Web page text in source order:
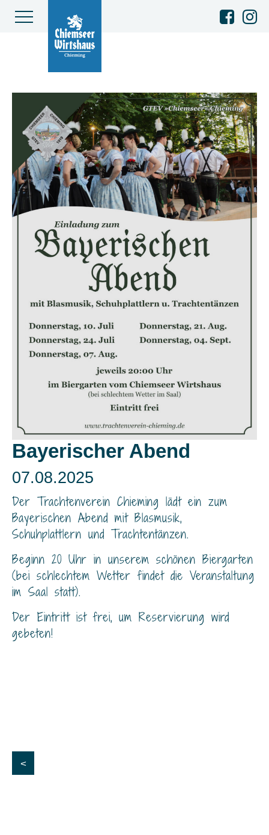
Bayerischer Abend
07.08.2025
Der Trachtenverein Chieming lädt ein zum
Bayerischen Abend mit Blasmusik,
Schuhplattlern und Trachtentänzen.
Beginn 20 Uhr in unserem schönen Biergarten
(bei schlechtem Wetter findet die Veranstaltung
im Saal statt).
Der Eintritt ist frei, um Reservierung wird
gebeten!
<